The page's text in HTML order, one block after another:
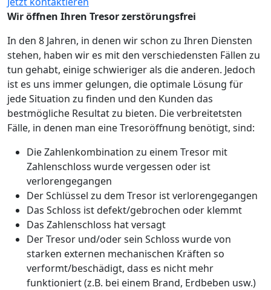
Wir öffnen Ihren Tresor zerstörungsfrei
In den 8 Jahren, in denen wir schon zu Ihren Diensten
stehen, haben wir es mit den verschiedensten Fällen zu
tun gehabt, einige schwieriger als die anderen. Jedoch
ist es uns immer gelungen, die optimale Lösung für
jede Situation zu finden und den Kunden das
bestmögliche Resultat zu bieten. Die verbreitetsten
Fälle, in denen man eine Tresoröffnung benötigt, sind:
Die Zahlenkombination zu einem Tresor mit
Zahlenschloss wurde vergessen oder ist
verlorengegangen
Der Schlüssel zu dem Tresor ist verlorengegangen
Das Schloss ist defekt/gebrochen oder klemmt
Das Zahlenschloss hat versagt
Der Tresor und/oder sein Schloss wurde von
starken externen mechanischen Kräften so
verformt/beschädigt, dass es nicht mehr
funktioniert (z.B. bei einem Brand, Erdbeben usw.)